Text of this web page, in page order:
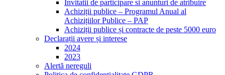
Invitatii de participare si anunturi de atribuire
Achiziții publice – Programul Anual al
Achizițiilor Publice – PAP
Achiziții publice și contracte de peste 5000 euro
Declarații avere și interese
2024
2023
Alertă nereguli